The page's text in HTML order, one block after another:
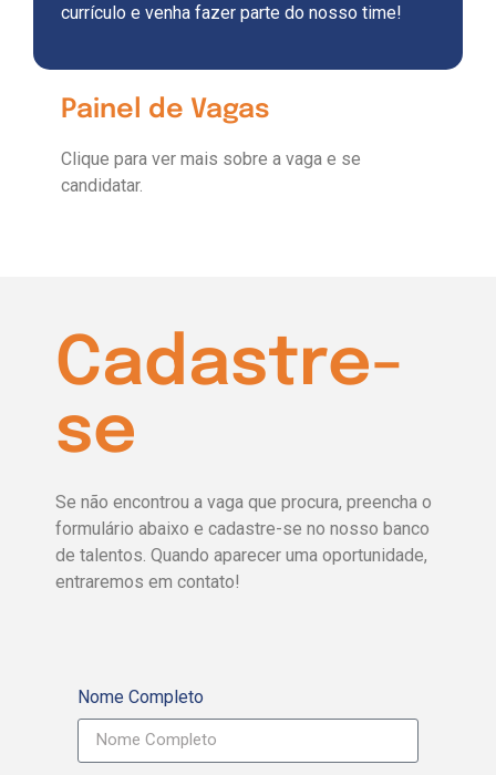
currículo e venha fazer parte do nosso time!
Painel de Vagas
Clique para ver mais sobre a vaga e se
candidatar.
Cadastre-
se
Se não encontrou a vaga que procura, preencha o
formulário abaixo e cadastre-se no nosso banco
de talentos. Quando aparecer uma oportunidade,
entraremos em contato!
Nome Completo